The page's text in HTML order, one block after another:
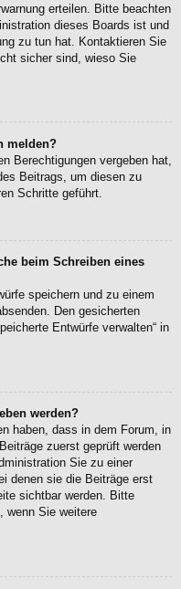
erteilen. Bitte beachten
dieses Boards ist und
zu tun hat. Kontaktieren Sie
sicher sind, wieso Sie
melden?
Berechtigungen vergeben hat,
Beitrags, um diesen zu
Schritte geführt.
beim Schreiben eines
speichern und zu einem
Den gesicherten
Entwürfe verwalten“ in
werden?
haben, dass in dem Forum, in
zuerst geprüft werden
Sie zu einer
denen sie die Beiträge erst
sichtbar werden. Bitte
wenn Sie weitere